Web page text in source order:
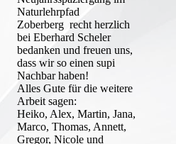
Naturlehrpfad
Zoberberg recht herzlich
bei Eberhard Scheler
bedanken und freuen uns,
dass wir so einen supi
Nachbar haben!
Alles Gute für die weitere
Arbeit sagen:
Heiko, Alex, Martin, Jana,
Marco, Thomas, Annett,
Gregor, Nicole und